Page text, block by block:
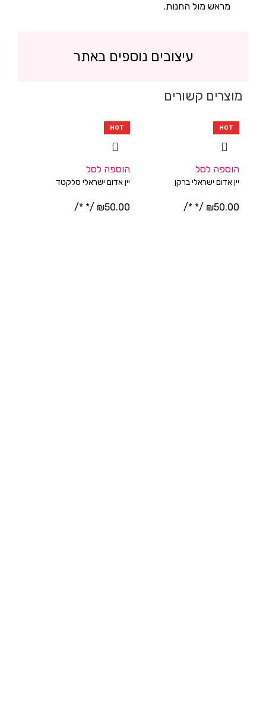
מראש מול החנות.
עיצובים נוספים באתר
מוצרים קשורים
HOT
הוספה לסל
יין אדום ישראלי ברקן
₪50.00
/* */
HOT
הוספה לסל
יין אדום ישראלי סלקטד
₪50.00
/* */